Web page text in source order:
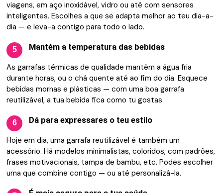
viagens, em aço inoxidável, vidro ou até com sensores
inteligentes. Escolhes a que se adapta melhor ao teu dia-a-
dia — e leva-a contigo para todo o lado.
5 Mantém a temperatura das bebidas
As garrafas térmicas de qualidade mantêm a água fria
durante horas, ou o chá quente até ao fim do dia. Esquece
bebidas mornas e plásticas — com uma boa garrafa
reutilizável, a tua bebida fica como tu gostas.
6 Dá para expressares o teu estilo
Hoje em dia, uma garrafa reutilizável é também um
acessório. Há modelos minimalistas, coloridos, com padrões,
frases motivacionais, tampa de bambu, etc. Podes escolher
uma que combine contigo — ou até personalizá-la.